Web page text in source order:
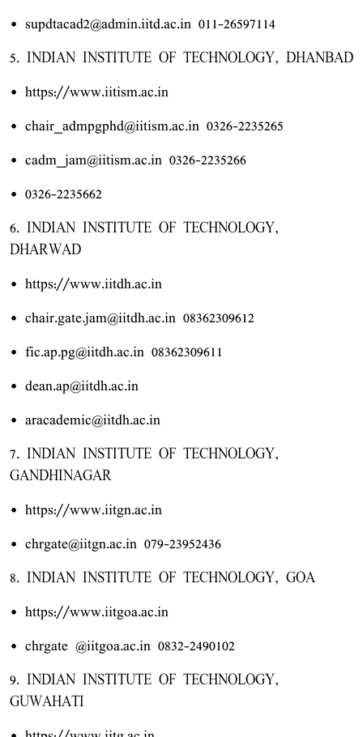
• supdtacad2@admin.iitd.ac.in 011-26597114
5. INDIAN INSTITUTE OF TECHNOLOGY, DHANBAD
• https://www.iitism.ac.in
• chair_admpgphd@iitism.ac.in 0326-2235265
• cadm_jam@iitism.ac.in 0326-2235266
• 0326-2235662
6. INDIAN INSTITUTE OF TECHNOLOGY,
DHARWAD
• https://www.iitdh.ac.in
• chair.gate.jam@iitdh.ac.in 08362309612
• fic.ap.pg@iitdh.ac.in 08362309611
• dean.ap@iitdh.ac.in
• aracademic@iitdh.ac.in
7. INDIAN INSTITUTE OF TECHNOLOGY,
GANDHINAGAR
• https://www.iitgn.ac.in
• chrgate@iitgn.ac.in 079-23952436
8. INDIAN INSTITUTE OF TECHNOLOGY, GOA
• https://www.iitgoa.ac.in
• chrgate @iitgoa.ac.in 0832-2490102
9. INDIAN INSTITUTE OF TECHNOLOGY,
GUWAHATI